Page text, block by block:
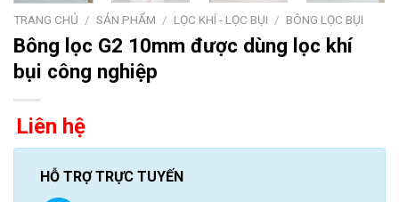
TRANG CHỦ / SẢN PHẨM / LỌC KHÍ - LỌC BỤI / BÔNG LỌC BỤI
Bông lọc G2 10mm được dùng lọc khí
bụi công nghiệp
Liên hệ
HỖ TRỢ TRỰC TUYẾN